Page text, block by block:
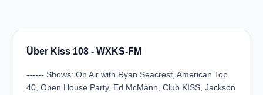
Über Kiss 108 - WXKS-FM
------ Shows: On Air with Ryan Seacrest, American Top
40, Open House Party, Ed McMann, Club KISS, Jackson